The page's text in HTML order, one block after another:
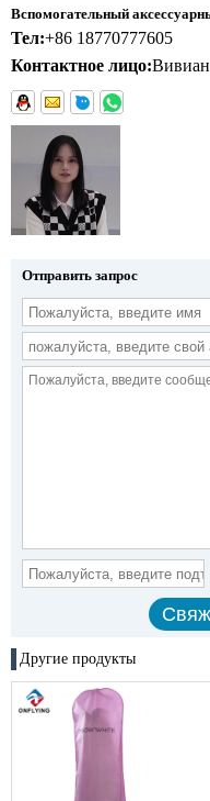
Вспомогательный
Тел:+86 18770777605
Контактное лицо:
Отправить запрос
Другие продукты